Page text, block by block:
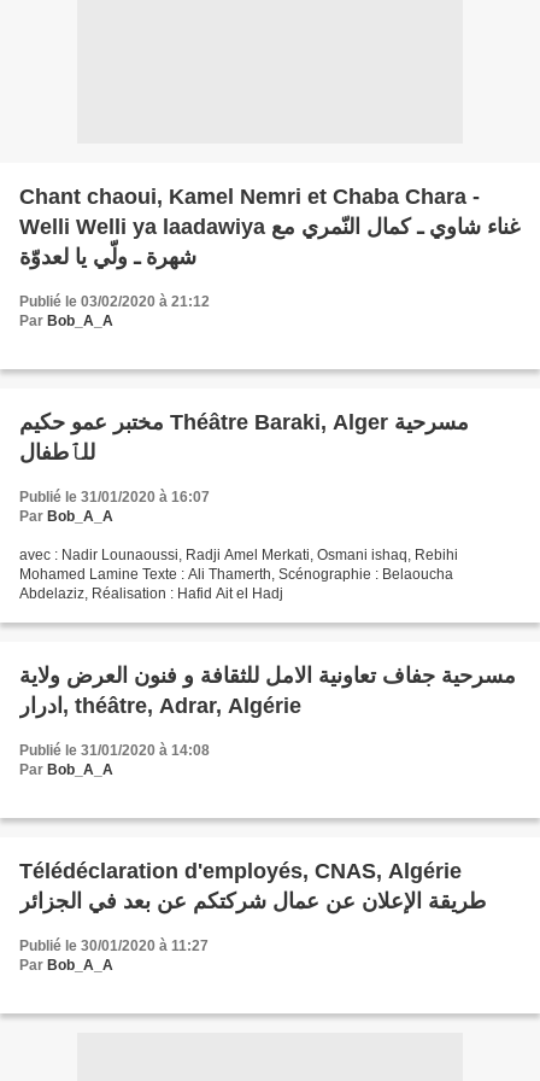
Chant chaoui, Kamel Nemri et Chaba Chara -
Welli Welli ya laadawiya غناء شاوي ـ كمال النّمري مع
شهرة ـ ولّي يا لعدوّة
Publié le 03/02/2020 à 21:12
Par Bob_A_A
مختبر عمو حكيم Théâtre Baraki, Alger مسرحية
للٱطفال
Publié le 31/01/2020 à 16:07
Par Bob_A_A
avec : Nadir Lounaoussi, Radji Amel Merkati, Osmani ishaq, Rebihi
Mohamed Lamine Texte : Ali Thamerth, Scénographie : Belaoucha
Abdelaziz, Réalisation : Hafid Ait el Hadj
مسرحية جفاف تعاونية الامل للثقافة و فنون العرض ولاية
ادرار, théâtre, Adrar, Algérie
Publié le 31/01/2020 à 14:08
Par Bob_A_A
Télédéclaration d'employés, CNAS, Algérie
طريقة الإعلان عن عمال شركتكم عن بعد في الجزائر
Publié le 30/01/2020 à 11:27
Par Bob_A_A